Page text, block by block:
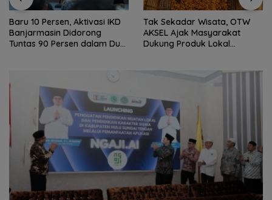
Baru 10 Persen, Aktivasi IKD
Banjarmasin Didorong
Tuntas 90 Persen dalam Dua
Tak Sekadar Wisata, OTW
AKSEL Ajak Masyarakat
Dukung Produk Lokal